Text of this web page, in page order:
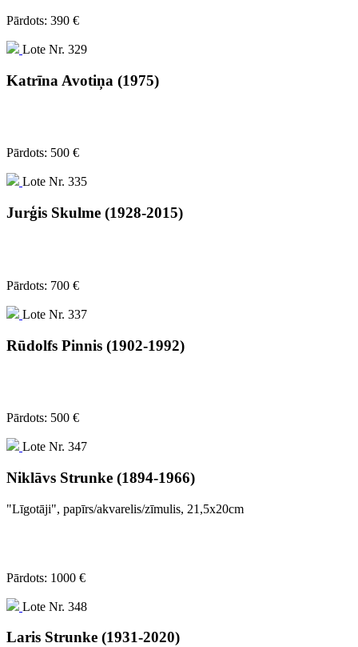
Pārdots: 390 €
Lote Nr. 329
Katrīna Avotiņa (1975)
Pārdots: 500 €
Lote Nr. 335
Jurģis Skulme (1928-2015)
Pārdots: 700 €
Lote Nr. 337
Rūdolfs Pinnis (1902-1992)
Pārdots: 500 €
Lote Nr. 347
Niklāvs Strunke (1894-1966)
"Līgotāji", papīrs/akvarelis/zīmulis, 21,5x20cm
Pārdots: 1000 €
Lote Nr. 348
Laris Strunke (1931-2020)